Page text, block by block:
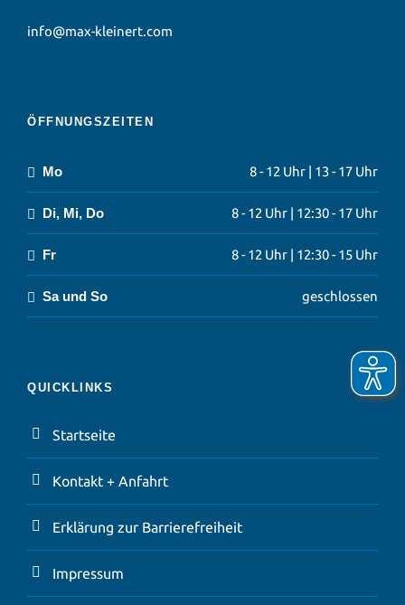
info@max-kleinert.com
ÖFFNUNGSZEITEN
Mo 8 - 12 Uhr | 13 - 17 Uhr
Di, Mi, Do 8 - 12 Uhr | 12:30 - 17 Uhr
Fr 8 - 12 Uhr | 12:30 - 15 Uhr
Sa und So geschlossen
QUICKLINKS
Startseite
Kontakt + Anfahrt
Erklärung zur Barrierefreiheit
Impressum